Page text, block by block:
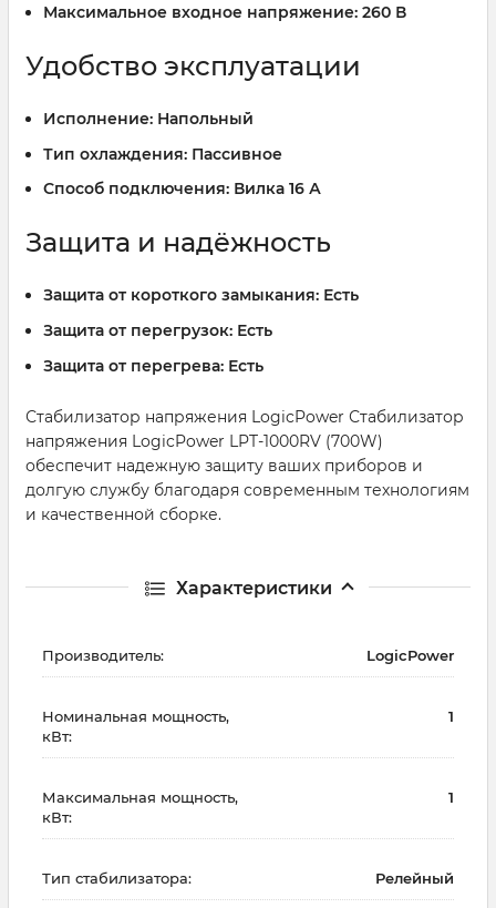
Максимальное входное напряжение: 260 В
Удобство эксплуатации
Исполнение: Напольный
Тип охлаждения: Пассивное
Способ подключения: Вилка 16 А
Защита и надёжность
Защита от короткого замыкания: Есть
Защита от перегрузок: Есть
Защита от перегрева: Есть
Стабилизатор напряжения LogicPower Стабилизатор
напряжения LogicPower LPT-1000RV (700W)
обеспечит надежную защиту ваших приборов и
долгую службу благодаря современным технологиям
и качественной сборке.
Характеристики
Производитель: LogicPower
Номинальная мощность,
кВт:
1
Максимальная мощность,
кВт:
1
Тип стабилизатора: Релейный